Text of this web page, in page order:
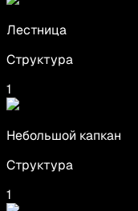
Лестница
Структура
1
Небольшой капкан
Структура
1